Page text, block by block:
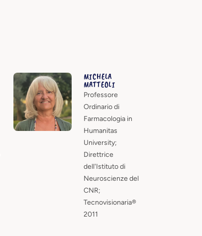
MICHELA
MATTEOLI
Professore
Ordinario di
Farmacologia in
Humanitas
University;
Direttrice
dell'Istituto di
Neuroscienze del
CNR;
Tecnovisionaria®
2011